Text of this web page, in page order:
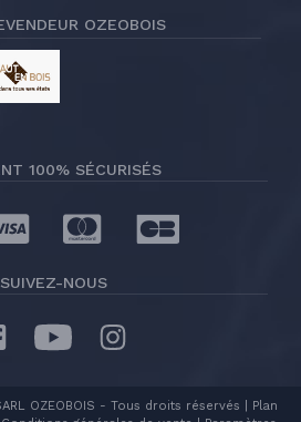
OZEOBOIS
100% SÉCURISÉS
SUIVEZ-NOUS
OZEOBOIS - Tous droits réservés |
Plan